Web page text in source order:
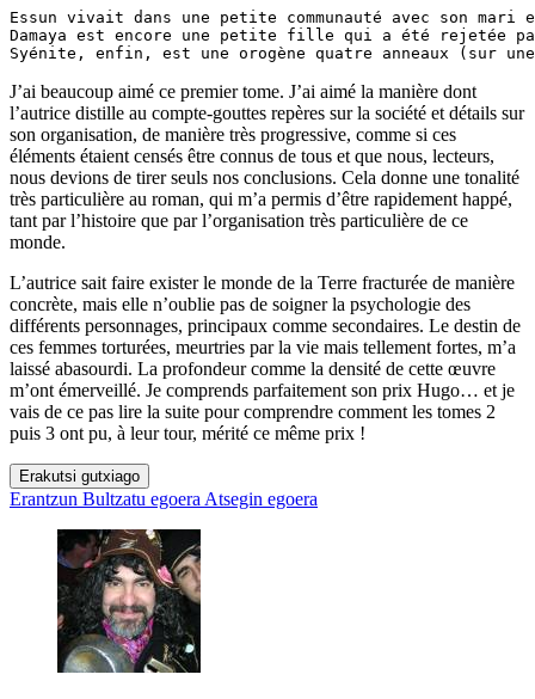
Essun vivait dans une petite communauté avec son
Damaya est encore une petite fille qui a été rejetée
J’ai beaucoup aimé ce premier tome. J’ai aimé la manière dont
l’autrice distille au compte-gouttes repères sur la société et détails sur
son organisation, de manière très progressive, comme si ces
éléments étaient censés être connus de tous et que nous, lecteurs,
nous devions de tirer seuls nos conclusions. Cela donne une tonalité
très particulière au roman, qui m’a permis d’être rapidement happé,
tant par l’histoire que par l’organisation très particulière de ce
monde.
L’autrice sait faire exister le monde de la Terre fracturée de manière
concrète, mais elle n’oublie pas de soigner la psychologie des
différents personnages, principaux comme secondaires. Le destin de
ces femmes torturées, meurtries par la vie mais tellement fortes, m’a
laissé abasourdi. La profondeur comme la densité de cette œuvre
m’ont émerveillé. Je comprends parfaitement son prix Hugo… et je
vais de ce pas lire la suite pour comprendre comment les tomes 2
puis 3 ont pu, à leur tour, mérité ce même prix !
Erakutsi gutxiago
Erantzun Bultzatu egoera Atsegin egoera